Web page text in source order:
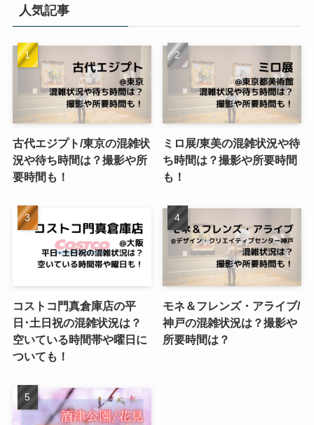
ー
人気記事
古代エジプト/東京の混雑状
況や待ち時間は？撮影や所
要時間も！
ミロ展/東美の混雑状況や待
ち時間は？撮影や所要時間
も！
コストコ門真倉庫店の平
日･土日祝の混雑状況は？
空いている時間帯や曜日に
ついても！
モネ＆フレンズ・アライブ/
神戸の混雑状況は？撮影や
所要時間は？